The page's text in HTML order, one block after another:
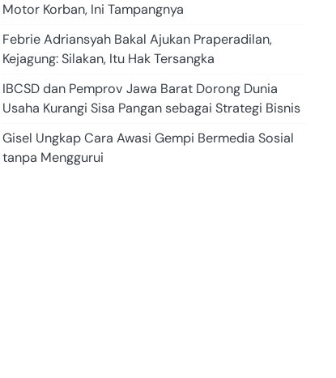
Motor Korban, Ini Tampangnya
Febrie Adriansyah Bakal Ajukan Praperadilan,
Kejagung: Silakan, Itu Hak Tersangka
IBCSD dan Pemprov Jawa Barat Dorong Dunia
Usaha Kurangi Sisa Pangan sebagai Strategi Bisnis
Gisel Ungkap Cara Awasi Gempi Bermedia Sosial
tanpa Menggurui